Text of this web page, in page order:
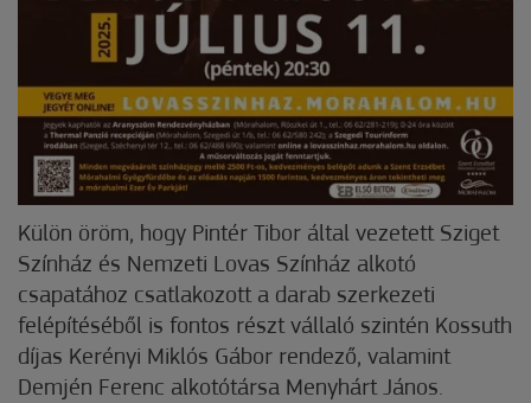
Külön öröm, hogy Pintér Tibor által vezetett Sziget
Színház és Nemzeti Lovas Színház alkotó
csapatához csatlakozott a darab szerkezeti
felépítéséből is fontos részt vállaló szintén Kossuth
díjas Kerényi Miklós Gábor rendező, valamint
Demjén Ferenc alkotótársa Menyhárt János.